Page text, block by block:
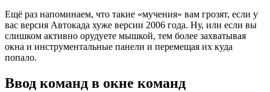
Ещё раз напоминаем, что такие «мучения» вам грозят, если у
вас версия Автокада хуже версии 2006 года. Ну, или если вы
слишком активно орудуете мышкой, тем более захватывая
окна и инструментальные панели и перемещая их куда
попало.
Ввод команд в окне команд